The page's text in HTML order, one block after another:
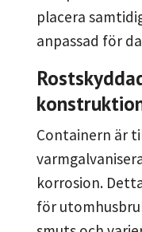
placera
anpassad för
Containern är
korrosion.
för